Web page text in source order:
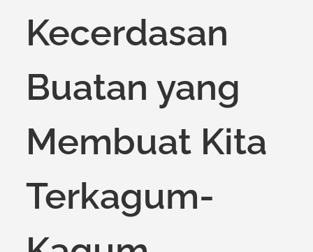
Kecerdasan
Buatan yang
Membuat Kita
Terkagum-